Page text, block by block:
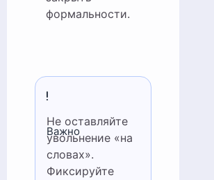
формальности.
Важно
Не оставляйте
увольнение «на
словах».
Фиксируйте